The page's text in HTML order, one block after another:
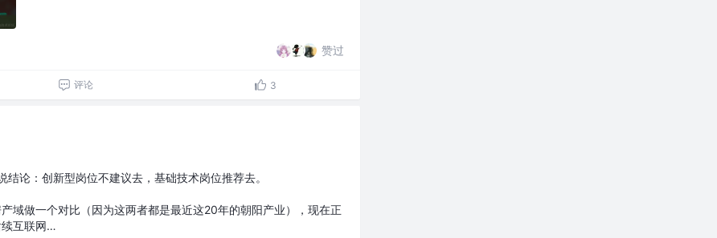
赞过
评论 3
结论：创新型岗位不建议去，基础技术岗位推荐去。
域做一个对比（因为这两者都是最近这20年的朝阳产业），现在正
续互联网…